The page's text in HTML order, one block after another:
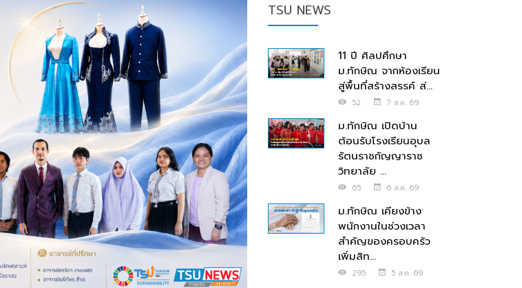
TSU NEWS
11 ปี ศิลปศึกษา
ม.ทักษิณ จากห้องเรียน
สู่พื้นที่สร้างสรรค์ ส่...
52 7 ส.ค. 69
ม.ทักษิณ เปิดบ้าน
ต้อนรับโรงเรียนอุบล
รัตนราชกัญญาราช
วิทยาลัย ...
65 6 ส.ค. 69
ม.ทักษิณ เคียงข้าง
พนักงานในช่วงเวลา
สำคัญของครอบครัว
เพิ่มสิท...
295 5 ส.ค. 69